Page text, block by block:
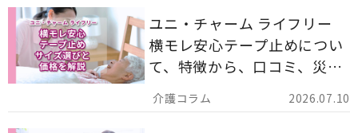
2026.07.10
ユニ・チャーム ライフリー
横モレ安心テープ止めについ
て、特徴から、口コミ、災害
備蓄としての活用法まで分か
りやすく解説します。